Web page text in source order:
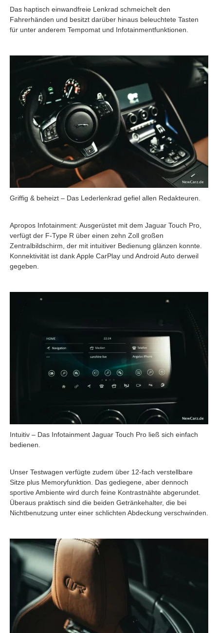
Das haptisch einwandfreie Lenkrad schmeichelt den
Fahrerhänden und besitzt darüber hinaus beleuchtete Tasten
für unter anderem Tempomat und Infotainmentfunktionen.
Griffig & beheizt – Das Lederlenkrad gefiel allen Redakteuren.
Apropos Infotainment: Ausgerüstet mit dem Jaguar Touch Pro,
verfügt der F-Type R über einen zehn Zoll großen
Zentralbildschirm, der mit intuitiver Bedienung glänzen konnte.
Konnektivität ist dank Apple CarPlay und Android Auto derweil
gegeben.
Intuitiv – Das Infotainment Jaguar Touch Pro ließ sich einfach
bedienen.
Unser Testwagen verfügte zudem über 12-fach verstellbare
Sitze plus Memoryfunktion. Das gediegene, aber dennoch
sportive Ambiente wird durch feine Kontrastnähte abgerundet.
Überaus praktisch sind die beiden Getränkehalter, die bei
Nichtbenutzung unter einer schlichten Abdeckung verschwinden.